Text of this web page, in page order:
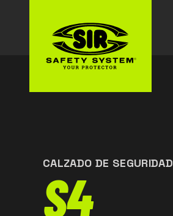
CALZADO DE SEGURIDAD
S4